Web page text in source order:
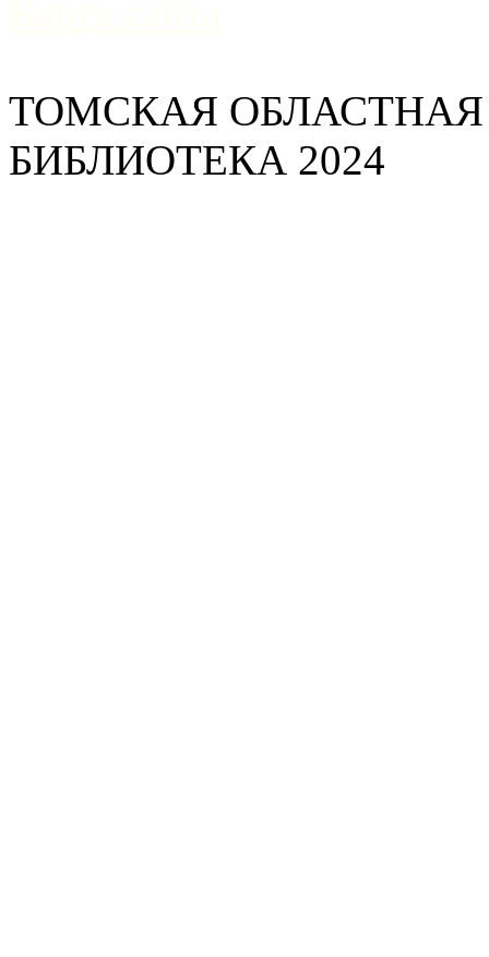
ТОМСКАЯ
БИБЛИОТЕКА 2024